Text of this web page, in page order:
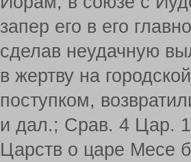
запер его в его
сделав неудачную
в жертву на
поступком,
и дал.; Срав. 4 Цар.
Царств о царе Месе